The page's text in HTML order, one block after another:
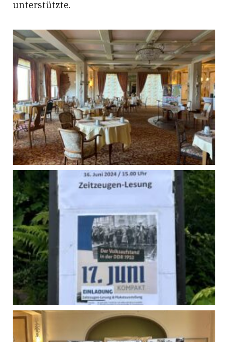
unterstützte.